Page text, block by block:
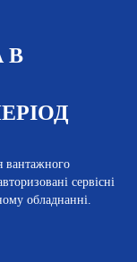
В
вантажного
сервісні
обладнанні.